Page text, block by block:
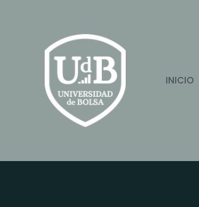
contenido
INICIO